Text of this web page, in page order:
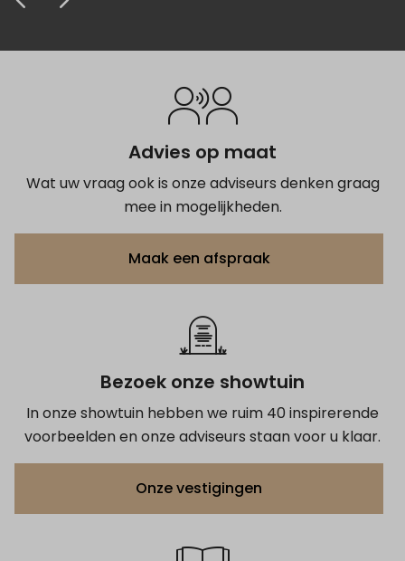
Advies op maat
Wat uw vraag ook is onze adviseurs denken graag
mee in mogelijkheden.
Maak een afspraak
Bezoek onze showtuin
In onze showtuin hebben we ruim 40 inspirerende
voorbeelden en onze adviseurs staan voor u klaar.
Onze vestigingen